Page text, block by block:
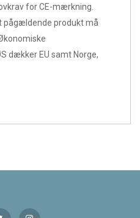
for CE-mærkning.
pågældende produkt må
dækker EU samt Norge,